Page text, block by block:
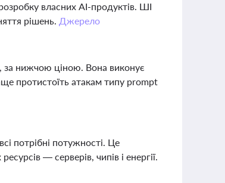
власних AI-продуктів. ШІ
рішень. Джерело
за нижчою ціною. Вона виконує
протистоїть атакам типу prompt
потрібні потужності. Це
— серверів, чипів і енергії.